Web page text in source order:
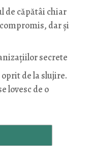
de căpătâi chiar
dar și
secrete
de la slujire.
lovesc de o